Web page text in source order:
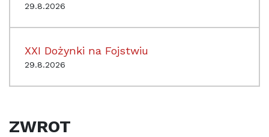
29.8.2026
XXI Dożynki na Fojstwiu
29.8.2026
ZWROT